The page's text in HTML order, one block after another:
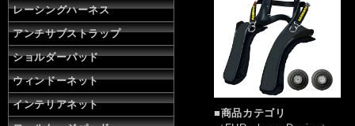
レーシングハーネス
アンチサブストラップ
ショルダーパッド
ウィンドーネット
インテリアネット
■商品カテゴリ